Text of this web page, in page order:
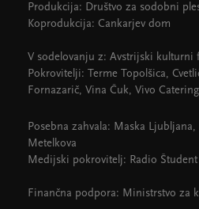
Produkcija: Društvo za sodobni
Koprodukcija: Cankarjev dom
V sodelovanju z: Avstrijski kulturni
Pokrovitelji: Terme Topolšica,
Fornazarič, Vina Čuk, Vivo
Posebna zahvala: Maska
Metelkova
Medijski pokrovitelj: Radio Študent
Finančna podpora: Ministrstvo za